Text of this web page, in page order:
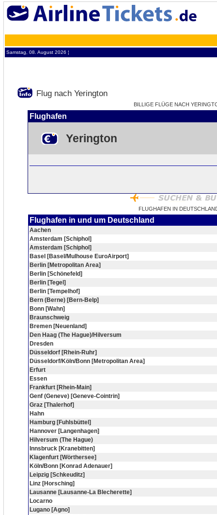
Samstag, 08. August 2026 ¦
Flug nach Yerington
BILLIGE FLÜGE NACH
Flughafen
Yerington
FLUGHAFEN IN
Flughafen in und um Deutschland
Aachen
Amsterdam [Schiphol]
Amsterdam [Schiphol]
Basel [Basel/Mulhouse EuroAirport]
Berlin [Metropolitan Area]
Berlin [Schönefeld]
Berlin [Tegel]
Berlin [Tempelhof]
Bern (Berne) [Bern-Belp]
Bonn [Wahn]
Braunschweig
Bremen [Neuenland]
Den Haag (The Hague)/Hilversum
Dresden
Düsseldorf [Rhein-Ruhr]
Düsseldorf/Köln/Bonn [Metropolitan Area]
Erfurt
Essen
Frankfurt [Rhein-Main]
Genf (Geneve) [Geneve-Cointrin]
Graz [Thalerhof]
Hahn
Hamburg [Fuhlsbüttel]
Hannover [Langenhagen]
Hilversum (The Hague)
Innsbruck [Kranebitten]
Klagenfurt [Wörthersee]
Köln/Bonn [Konrad Adenauer]
Leipzig [Schkeuditz]
Linz [Horsching]
Lausanne [Lausanne-La Blecherette]
Locarno
Lugano [Agno]